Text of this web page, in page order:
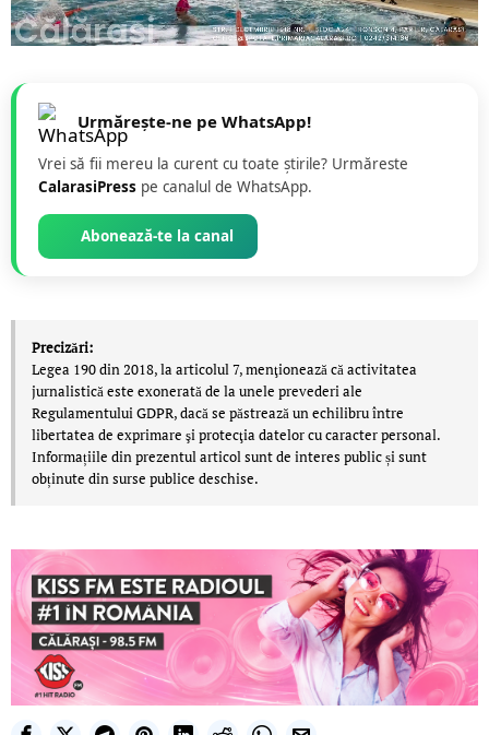
Urmărește-ne pe WhatsApp!
Vrei să fii mereu la curent cu toate știrile? Urmăreste
CalarasiPress pe canalul de WhatsApp.
Abonează-te la canal
Precizări:
Legea 190 din 2018, la articolul 7, menţionează că activitatea
jurnalistică este exonerată de la unele prevederi ale
Regulamentului GDPR, dacă se păstrează un echilibru între
libertatea de exprimare şi protecţia datelor cu caracter personal.
Informațiile din prezentul articol sunt de interes public și sunt
obținute din surse publice deschise.